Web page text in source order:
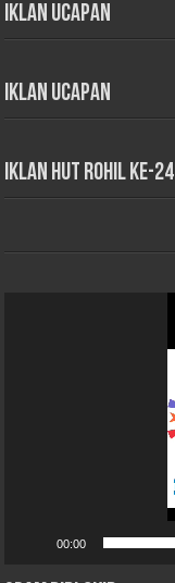
Iklan Ucapan
Iklan Ucapan
iklan HUT Rohil Ke-24
00:00